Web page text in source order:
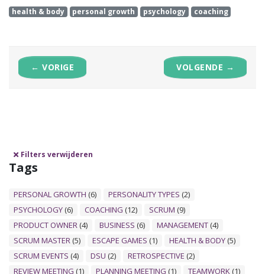
health & body personal growth psychology coaching
← VORIGE VOLGENDE →
Filters verwijderen
Tags
PERSONAL GROWTH (6) PERSONALITY TYPES (2)
PSYCHOLOGY (6) COACHING (12) SCRUM (9)
PRODUCT OWNER (4) BUSINESS (6) MANAGEMENT (4)
SCRUM MASTER (5) ESCAPE GAMES (1) HEALTH & BODY (5)
SCRUM EVENTS (4) DSU (2) RETROSPECTIVE (2)
REVIEW MEETING (1) PLANNING MEETING (1) TEAMWORK (1)